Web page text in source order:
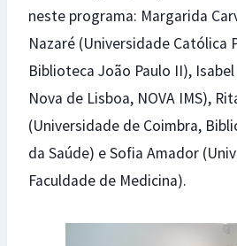
neste programa: Margarida
Nazaré (Universidade Católica
Biblioteca João Paulo II),
Nova de Lisboa, NOVA IMS),
(Universidade de Coimbra,
da Saúde) e Sofia Amador
Faculdade de Medicina).